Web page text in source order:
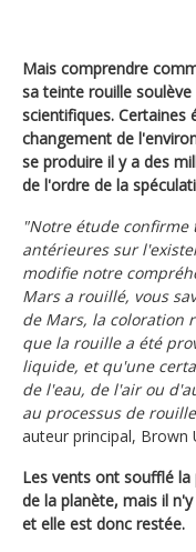
Mais comprendre
sa teinte rouille
scientifiques. Certaines
changement de
se produire il y a des
de l'ordre de la
"Notre étude confirme
antérieures sur
modifie notre
Mars a rouillé, vous
de Mars, la coloration
que la rouille a été
liquide, et qu'une
de l'eau, de l'air ou
au processus de
auteur principal, Brown
Les vents ont soufflé
de la planète, mais il
et elle est donc restée.